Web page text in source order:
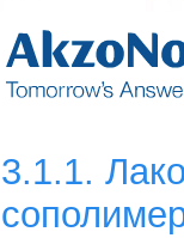
3.1.1.